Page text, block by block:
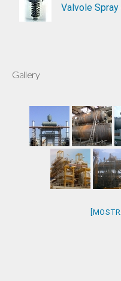
Valvole
Gallery